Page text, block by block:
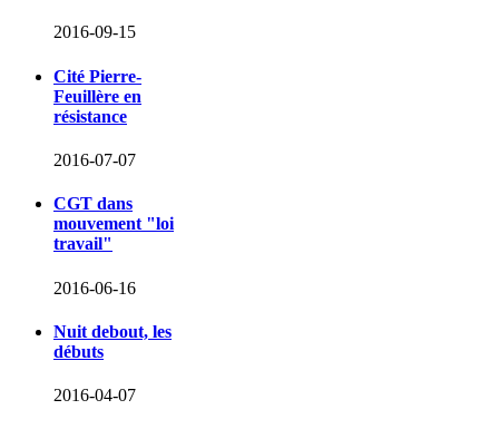
2016-09-15
Cité Pierre-
Feuillère en
résistance
2016-07-07
CGT dans
mouvement "loi
travail"
2016-06-16
Nuit debout, les
débuts
2016-04-07